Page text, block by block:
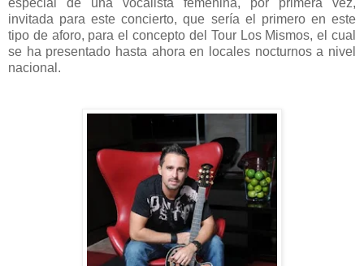
invitada para este concierto, que sería el primero en este
tipo de aforo, para el concepto del Tour Los Mismos, el cual
se ha presentado hasta ahora en locales nocturnos a nivel
nacional.